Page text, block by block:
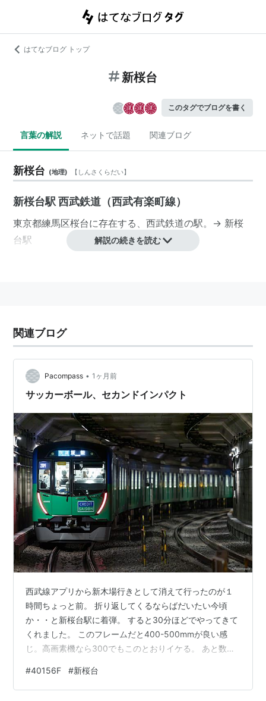
はてなブログ トップ
新桜台
このタグでブログを書く
言葉の解説 ネットで話題 関連ブログ
新桜台 (地理) 【 しんさくらだい】
新桜台駅 西武鉄道（西武有楽町線）
東京都練馬区桜台に存在する、西武鉄道の駅。→ 新桜
台駅
解説の続きを読む
関連ブログ
Pacompass • 1ヶ月前
サッカーボール、セカンドインパクト
西武線アプリから新木場行きとして消えて行ったのが１
時間ちょっと前。 折り返してくるならばだいたい今頃
か・・と新桜台駅に着弾。 すると30分ほどでやってきて
くれました。 このフレームだと400-500mmが良い感
じ。高画素機なら300でもこのとおりイケる。 あと数カ
FE300
#40156F #新桜台